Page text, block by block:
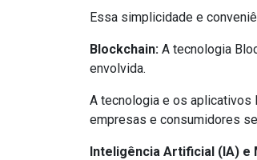
Essa simplicidade e
Blockchain: A tecnologia
envolvida.
A tecnologia e os aplicativos
empresas e consumidores
Inteligência Artificial (IA) e